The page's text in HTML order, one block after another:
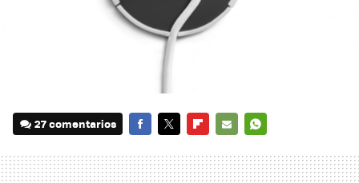
27 comentarios
MAIL